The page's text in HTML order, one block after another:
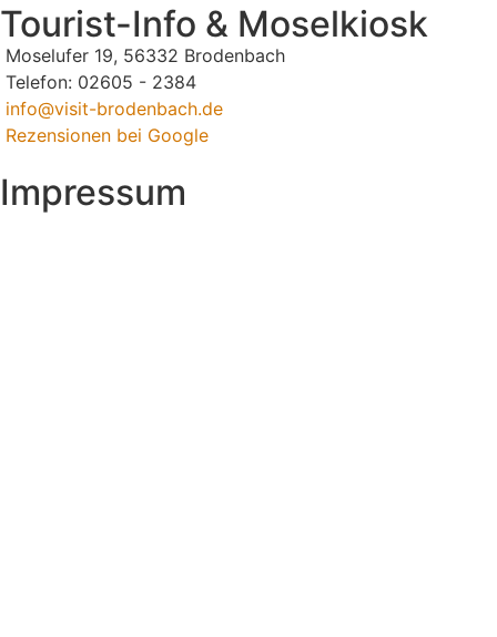
Tourist-Info & Moselkiosk
Moselufer 19, 56332 Brodenbach
Telefon: 02605 - 2384
info@visit-brodenbach.de
Rezensionen bei Google
Impressum